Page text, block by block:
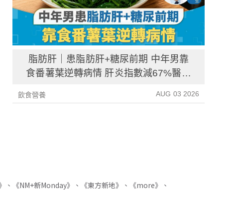
脂肪肝｜患脂肪肝+糖尿前期 中年男靠
食番薯葉逆轉病情 肝炎指數減67%醫生
飲食營養 AUG 03 2026